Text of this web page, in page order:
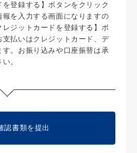
登録する】ボタンをクリック
を入力する画面になりますの
ジットカードを登録する】ボ
払いはクレジットカード、デ
。お振り込みや口座振替は承
。
認書類を提出